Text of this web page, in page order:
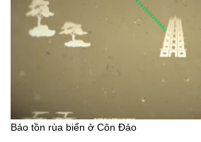
Bảo tồn rùa biển ở Côn Đảo